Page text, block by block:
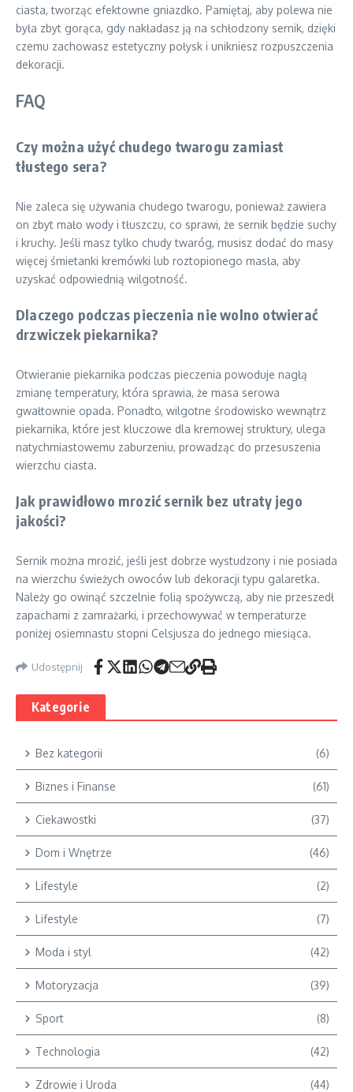
ciasta, tworząc efektowne gniazdko. Pamiętaj, aby polewa nie
była zbyt gorąca, gdy nakładasz ją na schłodzony sernik, dzięki
czemu zachowasz estetyczny połysk i unikniesz rozpuszczenia
dekoracji.
FAQ
Czy można użyć chudego twarogu zamiast
tłustego sera?
Nie zaleca się używania chudego twarogu, ponieważ zawiera
on zbyt mało wody i tłuszczu, co sprawi, że sernik będzie suchy
i kruchy. Jeśli masz tylko chudy twaróg, musisz dodać do masy
więcej śmietanki kremówki lub roztopionego masła, aby
uzyskać odpowiednią wilgotność.
Dlaczego podczas pieczenia nie wolno otwierać
drzwiczek piekarnika?
Otwieranie piekarnika podczas pieczenia powoduje nagłą
zmianę temperatury, która sprawia, że masa serowa
gwałtownie opada. Ponadto, wilgotne środowisko wewnątrz
piekarnika, które jest kluczowe dla kremowej struktury, ulega
natychmiastowemu zaburzeniu, prowadząc do przesuszenia
wierzchu ciasta.
Jak prawidłowo mrozić sernik bez utraty jego
jakości?
Sernik można mrozić, jeśli jest dobrze wystudzony i nie posiada
na wierzchu świeżych owoców lub dekoracji typu galaretka.
Należy go owinąć szczelnie folią spożywczą, aby nie przeszedł
zapachami z zamrażarki, i przechowywać w temperaturze
poniżej osiemnastu stopni Celsjusza do jednego miesiąca.
Udostępnij
Kategorie
Bez kategorii (6)
Biznes i Finanse (61)
Ciekawostki (37)
Dom i Wnętrze (46)
Lifestyle (2)
Lifestyle (7)
Moda i styl (42)
Motoryzacja (39)
Sport (8)
Technologia (42)
Zdrowie i Uroda (44)